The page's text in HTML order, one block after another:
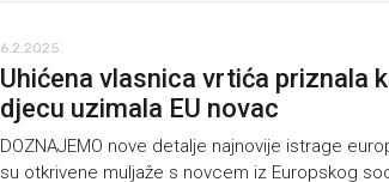
6.2.2025.
Uhićena vlasnica vrtića priznala
djecu uzimala EU novac
DOZNAJEMO nove detalje najnovije istrage
su otkrivene muljaže s novcem iz Europskog